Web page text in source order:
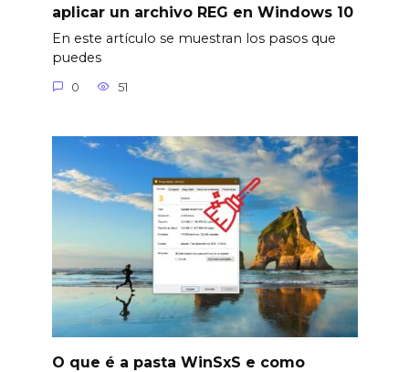
aplicar un archivo REG en Windows 10
En este artículo se muestran los pasos que
puedes
0 51
O que é a pasta WinSxS e como